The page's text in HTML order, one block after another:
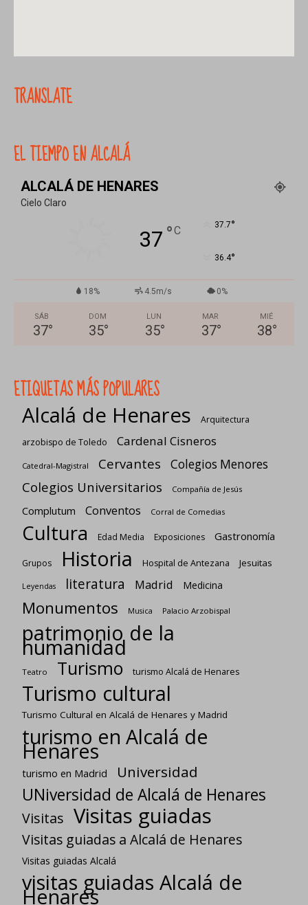
TRANSLATE
EL TIEMPO EN ALCALÁ
ALCALÁ DE HENARES
Cielo Claro
37 °C 37.7°
36.4°
18% 4.5m/s 0%
SÁB
37°
DOM
35°
LUN
35°
MAR
37°
MIÉ
38°
ETIQUETAS MÁS POPULARES
Alcalá de Henares
Arquitectura
arzobispo de Toledo
Cardenal Cisneros
Catedral-Magistral Cervantes Colegios Menores
Colegios Universitarios Compañía de Jesús
Complutum Conventos Corral de Comedias
Cultura Edad Media Exposiciones Gastronomía
Grupos Historia Hospital de Antezana Jesuitas
Leyendas literatura Madrid Medicina
Monumentos Musica Palacio Arzobispal
patrimonio de la
humanidad
Teatro Turismo turismo Alcalá de Henares
Turismo cultural
Turismo Cultural en Alcalá de Henares y Madrid
turismo en Alcalá de
Henares
turismo en Madrid Universidad
UNiversidad de Alcalá de Henares
Visitas Visitas guiadas
Visitas guiadas a Alcalá de Henares
Visitas guiadas Alcalá
visitas guiadas Alcalá de
Henares